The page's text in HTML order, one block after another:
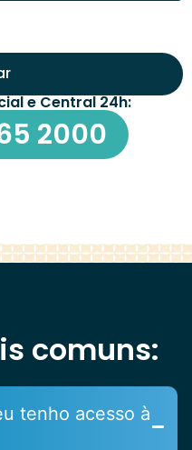
e Central 24h:
2000
comuns:
tenho acesso à